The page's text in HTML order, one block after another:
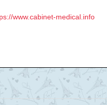
www.cabinet-medical.info